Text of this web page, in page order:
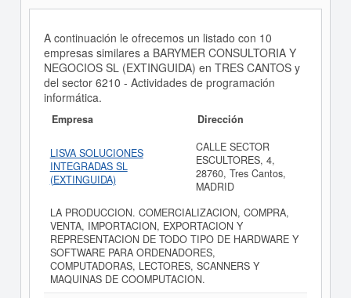
A continuación le ofrecemos un listado con 10
empresas similares a BARYMER CONSULTORIA Y
NEGOCIOS SL (EXTINGUIDA) en TRES CANTOS y
del sector 6210 - Actividades de programación
informática.
Empresa Dirección
LISVA SOLUCIONES
INTEGRADAS SL
(EXTINGUIDA)
CALLE SECTOR
ESCULTORES, 4,
28760, Tres Cantos,
MADRID
LA PRODUCCION. COMERCIALIZACION, COMPRA,
VENTA, IMPORTACION, EXPORTACION Y
REPRESENTACION DE TODO TIPO DE HARDWARE Y
SOFTWARE PARA ORDENADORES,
COMPUTADORAS, LECTORES, SCANNERS Y
MAQUINAS DE COOMPUTACION.